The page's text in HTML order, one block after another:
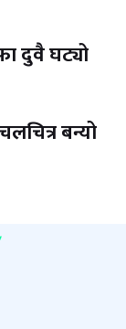
दुवै घट्यो
बन्यो